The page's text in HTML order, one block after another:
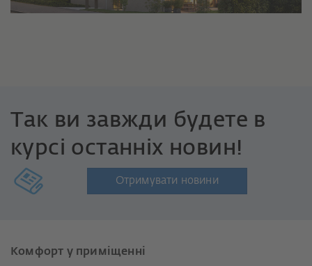
Так ви завжди будете в
курсі останніх новин!
Отримувати новини
Комфорт у приміщенні